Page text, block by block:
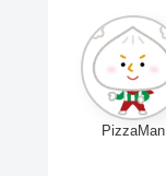
PizzaMan